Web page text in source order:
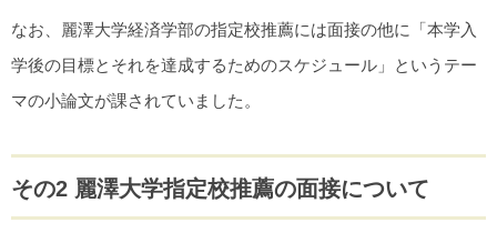
なお、麗澤大学経済学部の指定校推薦には面接の他に「本学入
学後の目標とそれを達成するためのスケジュール」というテー
マの小論文が課されていました。
その2 麗澤大学指定校推薦の面接について